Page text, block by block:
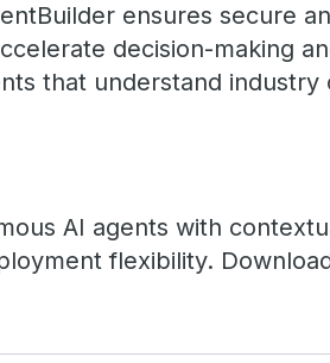
ensures secure
decision-making
that understand industry
AI agents with
flexibility.